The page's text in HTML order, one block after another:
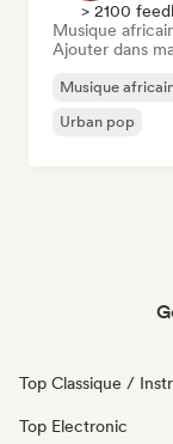
> 2100
Musique
Ajouter dans
Musique
Urban pop
Top Classique /
Top Electronic